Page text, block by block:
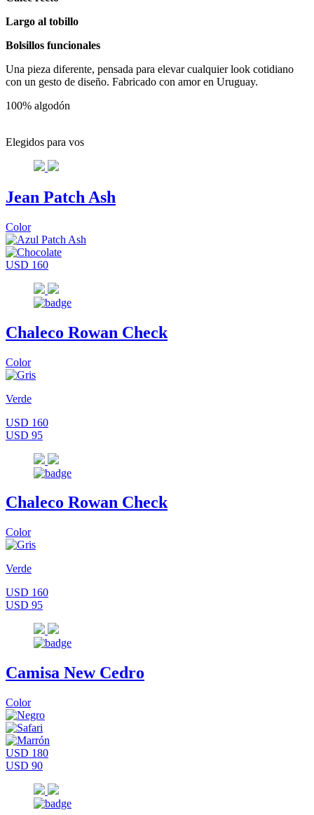
Largo al tobillo
Bolsillos funcionales
Una pieza diferente, pensada para elevar cualquier look cotidiano
con un gesto de diseño. Fabricado con amor en Uruguay.
100% algodón
Elegidos para vos
Jean Patch Ash
Color
USD 160
Chaleco Rowan Check
Color
Verde
USD 160
USD 95
Chaleco Rowan Check
Color
Verde
USD 160
USD 95
Camisa New Cedro
Color
USD 180
USD 90